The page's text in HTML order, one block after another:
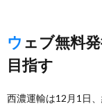
ウェブ無料発行へ移行、環境保全への貢献
目指す
西濃運輸は12月1日